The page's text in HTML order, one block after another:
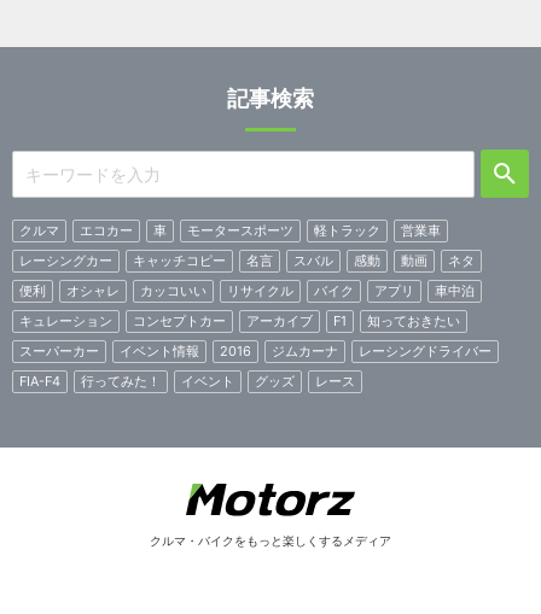
記事検索
クルマ エコカー 車 モータースポーツ 軽トラック
営業車
レーシングカー
キャッチコピー 名言 スバル 感動 動画
ネタ
便利
オシャレ カッコいい リサイクル バイク アプリ
車中泊
キュレーション
コンセプトカー アーカイブ F1
知っておきたい
スーパーカー
イベント情報 2016 ジムカーナ
レーシングドライバー
FIA-F4
行ってみた！ イベント グッズ レース
クルマ・バイクをもっと楽しくするメディア